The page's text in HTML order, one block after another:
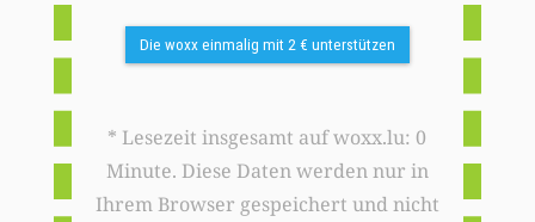
Die woxx einmalig mit 2 € unterstützen
* Lesezeit insgesamt auf woxx.lu: 0
Minute. Diese Daten werden nur in
Ihrem Browser gespeichert und nicht